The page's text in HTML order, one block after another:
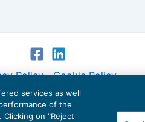
Policy Cookie Policy
testata registrata al Tribunale di Milano Reg.
responsabile Sandro Cerato
services as well
of the
on "Reject